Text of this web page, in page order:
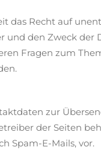
das Recht auf
den Zweck der
Fragen zum
zur
der Seiten
Spam-E-Mails, vor.